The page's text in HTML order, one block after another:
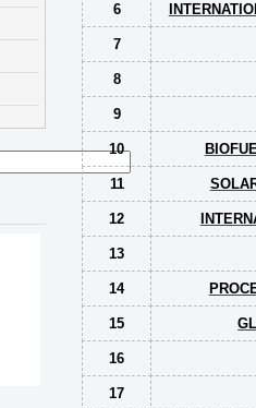
6
7
8
9
10
11
12
13
14
15
16
17